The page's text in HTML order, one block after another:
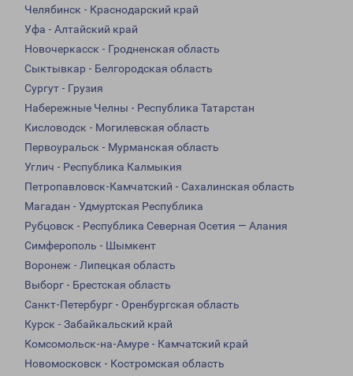
Челябинск - Краснодарский край
Уфа - Алтайский край
Новочеркасск - Гродненская область
Сыктывкар - Белгородская область
Сургут - Грузия
Набережные Челны - Республика Татарстан
Кисловодск - Могилевская область
Первоуральск - Мурманская область
Углич - Республика Калмыкия
Петропавловск-Камчатский - Сахалинская область
Магадан - Удмуртская Республика
Рубцовск - Республика Северная Осетия — Алания
Симферополь - Шымкент
Воронеж - Липецкая область
Выборг - Брестская область
Санкт-Петербург - Оренбургская область
Курск - Забайкальский край
Комсомольск-на-Амуре - Камчатский край
Новомосковск - Костромская область